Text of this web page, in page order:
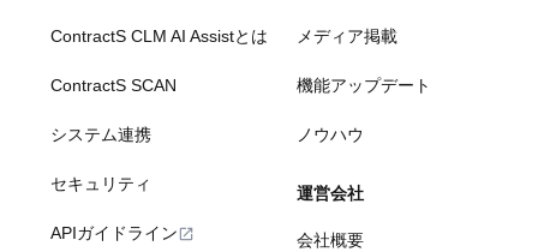
ContractS CLM AI Assistとは
ContractS SCAN
システム連携
セキュリティ
APIガイドライン
メディア掲載
機能アップデート
ノウハウ
運営会社
会社概要